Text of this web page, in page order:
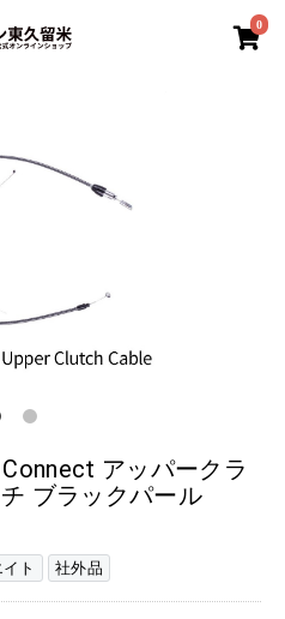
0
Connect アッパークラ
ブラックパール
ト 社外品